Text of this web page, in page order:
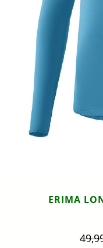
ERIMA